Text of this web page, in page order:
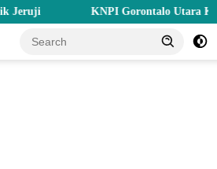
KNPI Gorontalo Utara Komitmen